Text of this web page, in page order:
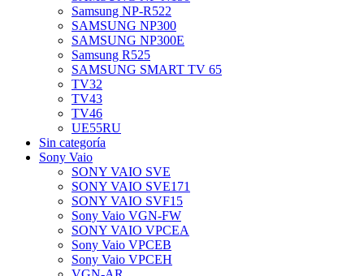
Samsung NP-R522
SAMSUNG NP300
SAMSUNG NP300E
Samsung R525
SAMSUNG SMART TV 65
TV32
TV43
TV46
UE55RU
Sin categoría
Sony Vaio
SONY VAIO SVE
SONY VAIO SVE171
SONY VAIO SVF15
Sony Vaio VGN-FW
SONY VAIO VPCEA
Sony Vaio VPCEB
Sony Vaio VPCEH